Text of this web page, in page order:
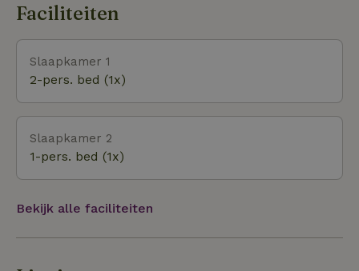
wandelingen in de geur van de zee, en op 15
Faciliteiten
Slaapkamer 1
2-pers. bed (1x)
Slaapkamer 2
1-pers. bed (1x)
Bekijk alle faciliteiten